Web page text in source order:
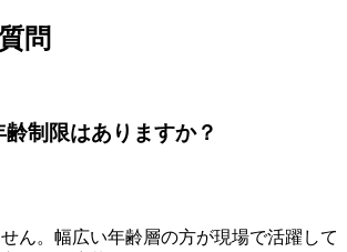
問
制限はありますか？
ん。幅広い年齢層の方が現場で活躍して